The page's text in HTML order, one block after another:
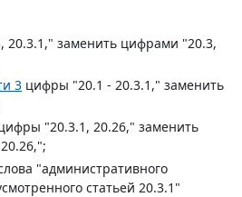
20.3.1," заменить цифрами "20.3,
3 цифры "20.1 - 20.3.1," заменить
"20.3.1, 20.26," заменить
"административного
статьей 20.3.1"